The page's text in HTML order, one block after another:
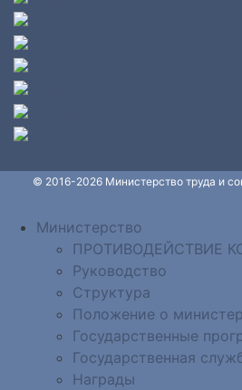
© 2016-2026 Министерство труда и
Министерство
ПРОТИВОДЕЙСТВИЕ
Руководство
Структура
Положение о
Государственные
Государственная
Награды